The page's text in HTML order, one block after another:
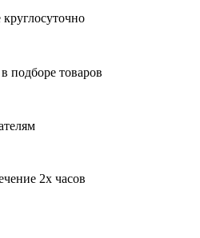
подборе товаров
2х часов